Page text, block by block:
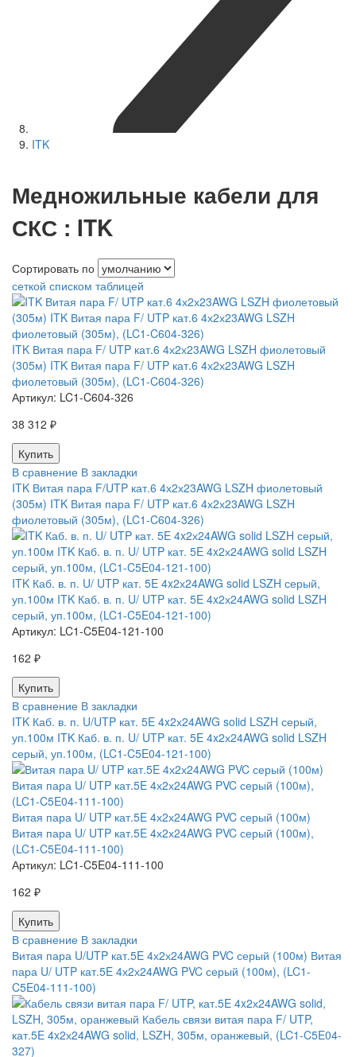
ITK
Медножильные кабели для
СКС : ITK
Сортировать по
сеткой списком таблицей
ITK Витая пара F/ UTP кат.6 4х2х23AWG LSZH фиолетовый
(305м) ITK Витая пара F/ UTP кат.6 4х2х23AWG LSZH
фиолетовый (305м), (LC1-C604-326)
Артикул: LC1-C604-326
38 312 ₽
В сравнение В закладки
ITK Витая пара F/UTP кат.6 4х2х23AWG LSZH фиолетовый
(305м) ITK Витая пара F/ UTP кат.6 4х2х23AWG LSZH
фиолетовый (305м), (LC1-C604-326)
ITK Каб. в. п. U/ UTP кат. 5E 4x2х24AWG solid LSZH серый,
уп.100м ITK Каб. в. п. U/ UTP кат. 5E 4x2х24AWG solid LSZH
серый, уп.100м, (LC1-C5E04-121-100)
Артикул: LC1-C5E04-121-100
162 ₽
В сравнение В закладки
ITK Каб. в. п. U/UTP кат. 5E 4x2х24AWG solid LSZH серый,
уп.100м ITK Каб. в. п. U/ UTP кат. 5E 4x2х24AWG solid LSZH
серый, уп.100м, (LC1-C5E04-121-100)
Витая пара U/ UTP кат.5E 4х2х24AWG PVC серый (100м)
Витая пара U/ UTP кат.5E 4х2х24AWG PVC серый (100м),
(LC1-C5E04-111-100)
Артикул: LC1-C5E04-111-100
162 ₽
В сравнение В закладки
Витая пара U/UTP кат.5E 4х2х24AWG PVC серый (100м) Витая
пара U/ UTP кат.5E 4х2х24AWG PVC серый (100м), (LC1-
C5E04-111-100)